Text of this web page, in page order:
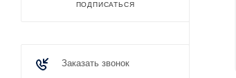
ПОДПИСАТЬСЯ
Заказать звонок